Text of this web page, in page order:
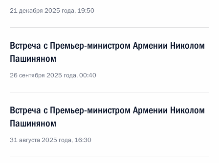
21 декабря 2025 года, 19:50
Встреча с Премьер-министром Армении Николом
Пашиняном
26 сентября 2025 года, 00:40
Встреча с Премьер-министром Армении Николом
Пашиняном
31 августа 2025 года, 16:30